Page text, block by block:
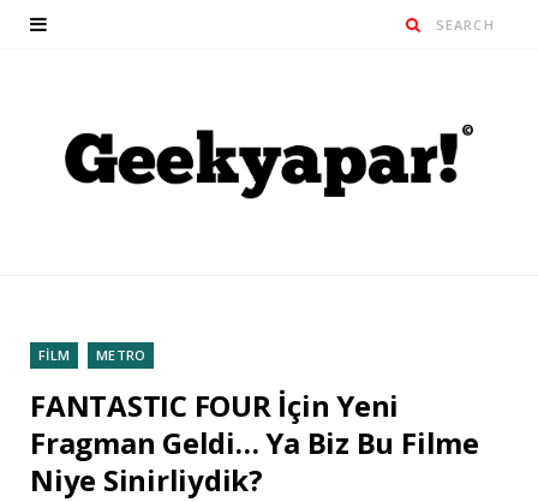
FİLM METRO
FANTASTIC FOUR İçin Yeni
Fragman Geldi… Ya Biz Bu Filme
Niye Sinirliydik?